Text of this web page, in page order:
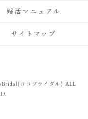
婚活マニュアル
サイトマップ
ココブライダル) ALL